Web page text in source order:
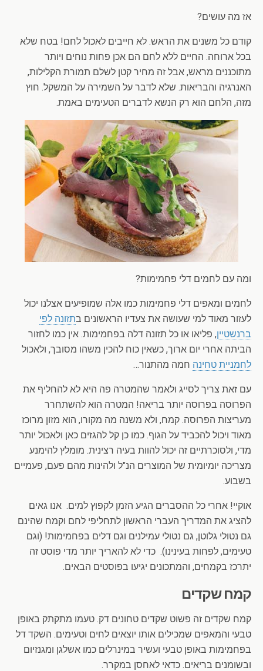
אז מה עושים?
קודם כל משנים את הראש. לא חייבים לאכול לחם! בטח שלא
בכל ארוחה. החיים ללא לחם הם אכן פחות נוחים ויותר
מתוכננים מראש, אבל זה מחיר קטן לשלם תמורת הקלילות,
האנרגיה והבריאות. שלא לדבר על השמירה על המשקל. חוץ
מזה, הלחם הוא רק הנשא לדברים הטעימים באמת.
ומה עם לחמים דלי פחמימות?
לחמים ומאפים דלי פחמימות כמו אלה שמופיעים אצלנו יכול
לעזור מאוד למי שעושה את צעדיו הראשונים בתזונה לפי
ברנשטיין, פליאו או כל תזונה דלה בפחמימות. אין כמו לחזור
הביתה אחרי יום ארוך, כשאין כוח להכין משהו מסובך, ולאכול
לחמניית טחינה חמה מהתנור…
עם זאת צריך לסייג ולאמר שהמטרה פה היא לא להחליף את
הפרוסה בפרוסה יותר בריאה! המטרה הוא להשתחרר
מעריצות הפרוסה. קמח, ולא משנה מה מקורו, הוא מזון מרוכז
מאוד ויכול להכביד על הגוף. כמו כן קל להגזים כאן ולאכול יותר
מדי, ולסוכרתיים זה יכול להוות בעיה רצינית. מומלץ להימנע
מצריכה יומיומית של המוצרים הנ"ל ולהינות מהם פעם, פעמיים
בשבוע.
אוקיי! אחרי כל ההסברים הגיע הזמן לקפוץ למים. אנו גאים
להציג את המדריך העברי הראשון לתחליפי לחם וקמח שהינם
גם נטולי גלוטן, גם נטולי עמילנים וגם דלים בפחמימות! (וגם
טעימים, לפחות בעינינו). כדי לא להאריך יותר מדי פוסט זה
יתרכז בקמחים, והמתכונים יגיעו בפוסטים הבאים.
קמח שקדים
קמח שקדים זה פשוט שקדים טחונים דק. טעמו מתקתק באופן
טבעי והמאפים שמכילים אותו יוצאים לחים וטעימים. השקד דל
בפחמימות באופן טבעי ועשיר במינרלים כמו אשלגן ומגנזיום
ובשומנים בריאים. כדאי לאחסן במקרר.